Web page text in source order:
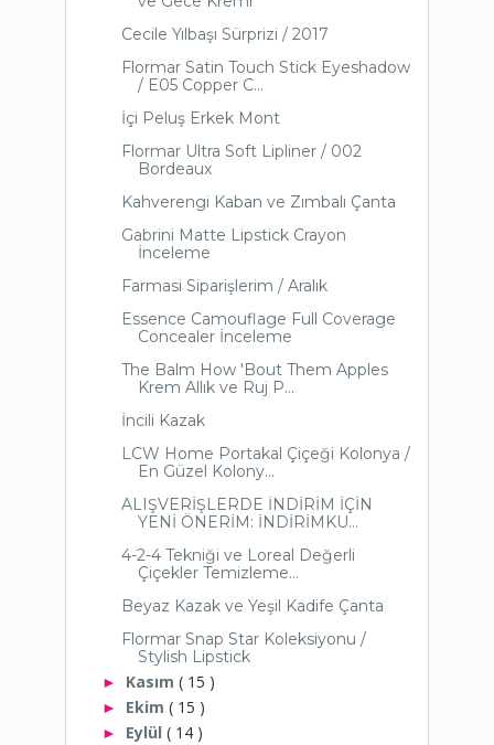
Cecile Yılbaşı Sürprizi / 2017
Flormar Satin Touch Stick Eyeshadow
/ E05 Copper C...
İçi Peluş Erkek Mont
Flormar Ultra Soft Lipliner / 002
Bordeaux
Kahverengi Kaban ve Zımbalı Çanta
Gabrini Matte Lipstick Crayon
İnceleme
Farmasi Siparişlerim / Aralık
Essence Camouflage Full Coverage
Concealer İnceleme
The Balm How 'Bout Them Apples
Krem Allık ve Ruj P...
İncili Kazak
LCW Home Portakal Çiçeği Kolonya /
En Güzel Kolony...
ALIŞVERİŞLERDE İNDİRİM İÇİN
YENİ ÖNERİM: İNDİRİMKU...
4-2-4 Tekniği ve Loreal Değerli
Çiçekler Temizleme...
Beyaz Kazak ve Yeşil Kadife Çanta
Flormar Snap Star Koleksiyonu /
Stylish Lipstick
► Kasım ( 15 )
► Ekim ( 15 )
► Eylül ( 14 )